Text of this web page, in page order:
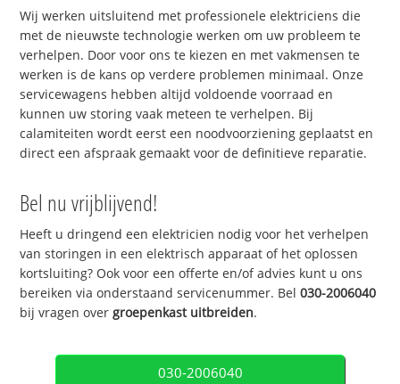
Wij werken uitsluitend met professionele elektriciens die
met de nieuwste technologie werken om uw probleem te
verhelpen. Door voor ons te kiezen en met vakmensen te
werken is de kans op verdere problemen minimaal. Onze
servicewagens hebben altijd voldoende voorraad en
kunnen uw storing vaak meteen te verhelpen. Bij
calamiteiten wordt eerst een noodvoorziening geplaatst en
direct een afspraak gemaakt voor de definitieve reparatie.
Bel nu vrijblijvend!
Heeft u dringend een elektricien nodig voor het verhelpen
van storingen in een elektrisch apparaat of het oplossen
kortsluiting? Ook voor een offerte en/of advies kunt u ons
bereiken via onderstaand servicenummer. Bel030-2006040
bij vragen over groepenkast uitbreiden.
030-2006040